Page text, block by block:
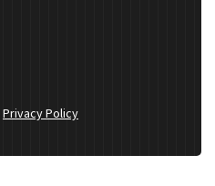
Privacy Policy